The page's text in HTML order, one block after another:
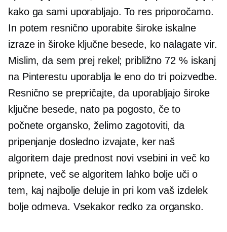
kako ga sami uporabljajo. To res priporočamo.
In potem resnično uporabite široke iskalne
izraze in široke ključne besede, ko nalagate vir.
Mislim, da sem prej rekel; približno 72 % iskanj
na Pinterestu uporablja le eno do tri poizvedbe.
Resnično se prepričajte, da uporabljajo široke
ključne besede, nato pa pogosto, če to
počnete organsko, želimo zagotoviti, da
pripenjanje dosledno izvajate, ker naš
algoritem daje prednost novi vsebini in več ko
pripnete, več se algoritem lahko bolje uči o
tem, kaj najbolje deluje in pri kom vaš izdelek
bolje odmeva. Vsekakor redko za organsko.